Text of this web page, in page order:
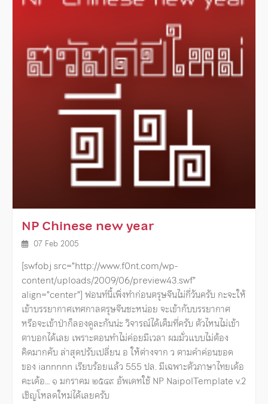
NP Chinese new year
07 Feb 2005
[swfobj src=”http://www.f0nt.com/wp-
content/uploads/2009/06/preview43.swf”
align=”center”] ฟอนท์นี้เพิ่งทำก่อนตรุษจีนไม่กี่วันครับ กะจะให้
เข้าบรรยากาศเทศกาลตรุษจีนซะหน่อย จะเข้ากับบรรยากาศ
หรือจะเข้าป่าก็ลองดูละกันน่ะ วิจารณ์ได้เต็มที่ครับ ตัวไหนไม่เข้า
ตาบอกได้เลย เพราะตอนทำไม่ค่อยมีเวลา ผมมั่วแบบไม่ต้อง
คิดมากคับ ล่าสุดปรับเปลี่ยน อ ให้ต่างจาก ว ตามคำค่อนขอด
ของ iannnnn เรียบร้อยแล้ว 555 ปล. มีเฉพาะตัวภาษาไทยเด้อ
คะเด้อ… ๑ มกราคม ๒๕๔๙ อัพเดทใช้ NP NaipolTemplate v.2
เชิญโหลดใหม่ได้เลยครับ